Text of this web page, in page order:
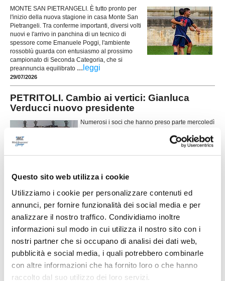
Questo sito web utilizza i cookie
Utilizziamo i cookie per personalizzare contenuti ed
annunci, per fornire funzionalità dei social media e per
analizzare il nostro traffico. Condividiamo inoltre
informazioni sul modo in cui utilizza il nostro sito con i
nostri partner che si occupano di analisi dei dati web,
pubblicità e social media, i quali potrebbero combinarle
con altre informazioni che ha fornito loro o che hanno
raccolto dal suo utilizzo dei loro servizi.
MONTE SAN PIETRANGELI. È tutto pronto per
l'inizio della nuova stagione in casa Monte San
Pietrangeli. Tra conferme importanti, diversi volti
nuovi e l'arrivo in panchina di un tecnico di
spessore come Emanuele Poggi, l'ambiente
rossoblù guarda con entusiasmo al prossimo
campionato di Seconda Categoria, che si
preannuncia equilibrato ... leggi
29/07/2026
PETRITOLI. Cambio ai vertici: Gianluca
Verducci nuovo presidente
Numerosi i soci che hanno preso parte mercoledì
Petritoli 1960 che ha dato luogo al cambio dei
vertici societari. 67 sono gli anni di attività per lo
storico sodalizio sportivo petritolese. Il Presidente
stagione, ringraziando tutti per i
...leggi
28/07/2026
MONTEGRANARO. Fumata bianca: il nuovo
allenatore è Senigagliesi
Il Montegranaro ha sciolto le riserve e ha individuato l'allenatore che
panchina a Stefano Senigagliesi, tecnico di esperienza con un lun...
28/07/2026
SPES VALDASO, mercato nel segno dei